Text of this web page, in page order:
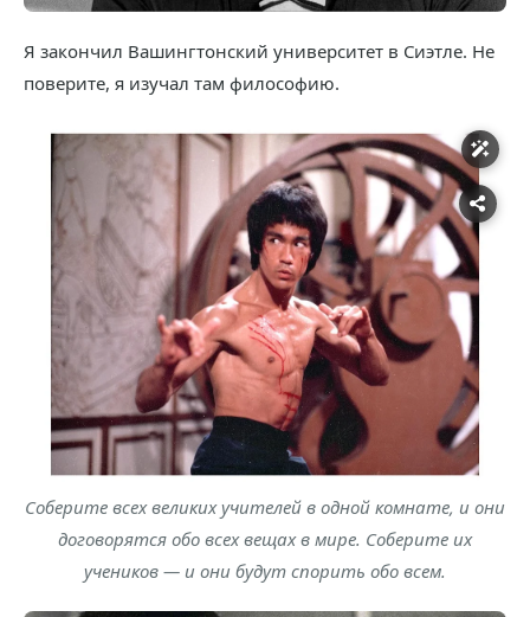
Я закончил Вашингтонский университет в Сиэтле. Не
поверите, я изучал там философию.
Соберите всех великих учителей в одной комнате, и они
договорятся обо всех вещах в мире. Соберите их
учеников — и они будут спорить обо всем.